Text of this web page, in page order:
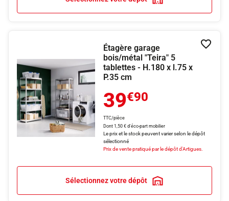
Étagère garage
bois/métal "Teira" 5
tablettes - H.180 x l.75 x
P.35 cm
39€90
TTC/pièce
Dont 1,50 € d'éco-part mobilier
Le prix et le stock peuvent varier selon le dépôt
sélectionné
Prix de vente pratiqué par le dépôt d'Artigues.
Sélectionnez votre dépôt